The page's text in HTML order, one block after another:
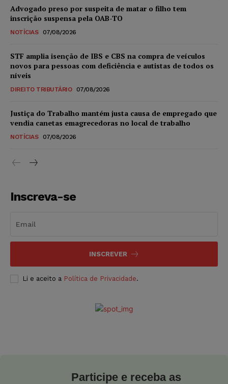
Advogado preso por suspeita de matar o filho tem
inscrição suspensa pela OAB-TO
NOTÍCIAS 07/08/2026
STF amplia isenção de IBS e CBS na compra de veículos
novos para pessoas com deficiência e autistas de todos os
níveis
DIREITO TRIBUTÁRIO 07/08/2026
Justiça do Trabalho mantém justa causa de empregado que
vendia canetas emagrecedoras no local de trabalho
NOTÍCIAS 07/08/2026
Inscreva-se
INSCREVER
Li e aceito a Política de Privacidade.
Participe e receba as